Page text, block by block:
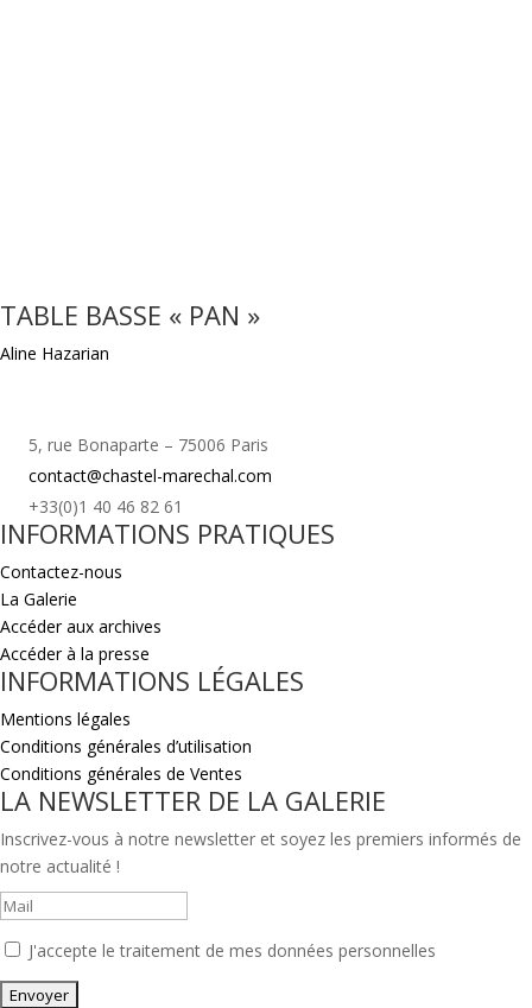
TABLE BASSE « PAN »
Aline Hazarian
5, rue Bonaparte – 75006 Paris
contact@chastel-marechal.com
+33(0)1 40 46 82 61
INFORMATIONS PRATIQUES
Contactez-nous
La Galerie
Accéder aux archives
Accéder à la presse
INFORMATIONS LÉGALES
Mentions légales
Conditions générales d’utilisation
Conditions générales de Ventes
LA NEWSLETTER DE LA GALERIE
Inscrivez-vous à notre newsletter et soyez les premiers informés de
notre actualité !
J'accepte le traitement de mes données personnelles